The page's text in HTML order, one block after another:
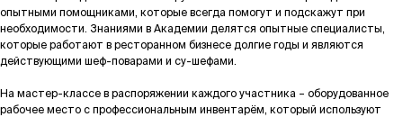
опытными помощниками, которые всегда помогут и подскажут при
необходимости. Знаниями в Академии делятся опытные специалисты,
которые работают в ресторанном бизнесе долгие годы и являются
действующими шеф-поварами и су-шефами.
На мастер-классе в распоряжении каждого участника – оборудованное
рабочее место с профессиональным инвентарём, который используют